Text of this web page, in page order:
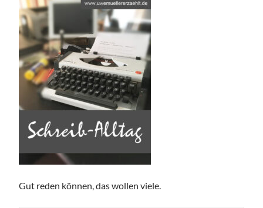
Gut reden können, das wollen viele.